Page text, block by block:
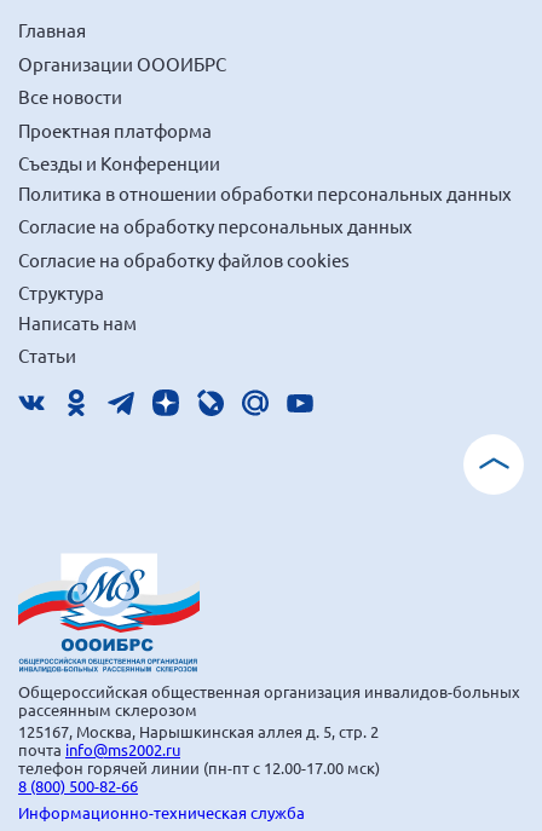
"Рассеянный склероз: новые реалии" (26-
29.05.2022)
Общероссийская РС
Алтайский край
Архангельская область
Владимирская область
Волгоградская область
Кировская область
Краснодарский край
Красноярский край
Липецкая область
Ленинградская область
г. Москва
Московская область
Главная
Организации ОООИБРС
Все новости
Проектная платформа
Съезды и Конференции
Политика в отношении обработки персональных данных
Согласие на обработку персональных данных
Согласие на обработку файлов cookies
Структура
Написать нам
Статьи
Общероссийская общественная организация инвалидов-больных
рассеянным склерозом
125167, Москва, Нарышкинская аллея д. 5, стр. 2
почта info@ms2002.ru
телефон горячей линии (пн-пт с 12.00-17.00 мск)
8 (800) 500-82-66
Информационно-техническая служба